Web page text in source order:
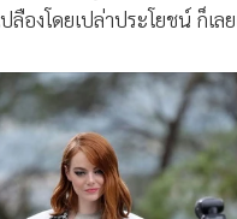
ลืองโดยเปล่าประโยชน์ ก็เล